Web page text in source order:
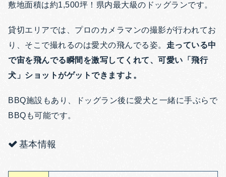
敷地面積は約1,500坪！県内最大級のドッグランです。
貸切エリアでは、プロのカメラマンの撮影が行われてお
り、そこで撮れるのは愛犬の飛んでる姿。 走っている中
で宙を飛んでる瞬間を激写してくれて、可愛い「飛行
犬」ショットがゲットできますよ。
BBQ施設もあり、ドッグラン後に愛犬と一緒に手ぶらで
BBQも可能です。
基本情報